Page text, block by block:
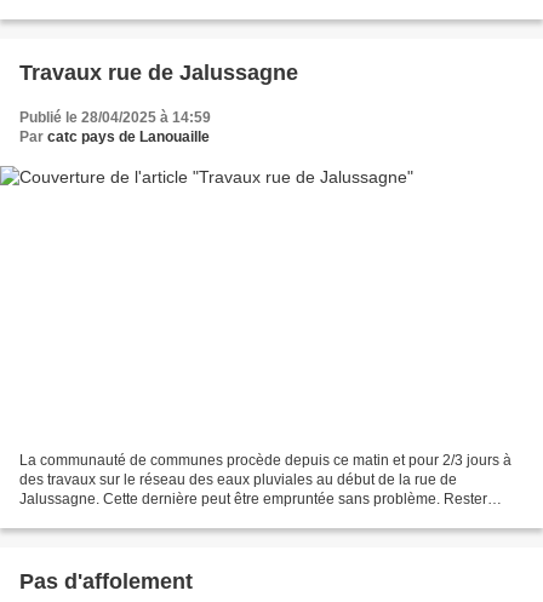
Travaux rue de Jalussagne
Publié le 28/04/2025 à 14:59
Par catc pays de Lanouaille
La communauté de communes procède depuis ce matin et pour 2/3 jours à
des travaux sur le réseau des eaux pluviales au début de la rue de
Jalussagne. Cette dernière peut être empruntée sans problème. Rester
Pas d'affolement